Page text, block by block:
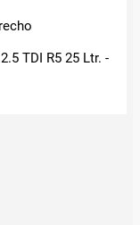
TDI R5 25 Ltr. -